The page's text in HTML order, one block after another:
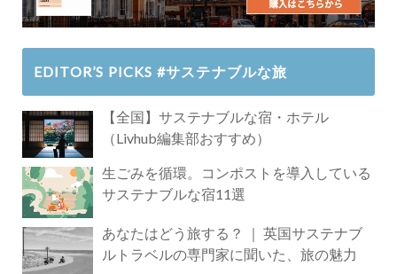
EDITOR’S PICKS #サステナブルな旅
【全国】サステナブルな宿・ホテル
（Livhub編集部おすすめ）
生ごみを循環。コンポストを導入している
サステナブルな宿11選
あなたはどう旅する？ ｜ 英国サステナブ
ルトラベルの専門家に聞いた、旅の魅力